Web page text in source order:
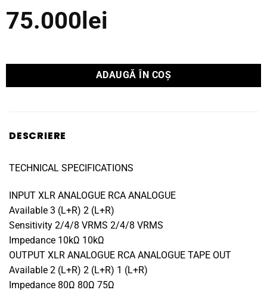
75.000lei
ADAUGĂ ÎN COȘ
DESCRIERE
TECHNICAL SPECIFICATIONS
INPUT XLR ANALOGUE RCA ANALOGUE
Available 3 (L+R) 2 (L+R)
Sensitivity 2/4/8 VRMS 2/4/8 VRMS
Impedance 10kΩ 10kΩ
OUTPUT XLR ANALOGUE RCA ANALOGUE TAPE OUT
Available 2 (L+R) 2 (L+R) 1 (L+R)
Impedance 80Ω 80Ω 75Ω